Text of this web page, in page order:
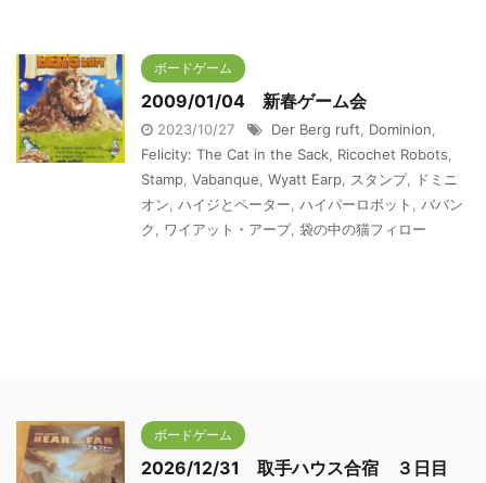
ボードゲーム
2009/01/04 新春ゲーム会
2023/10/27 Der Berg ruft Dominion
Felicity: The Cat in the Sack Ricochet Robots
Stamp Vabanque Wyatt Earp スタンプ,
ドミニ
オン ハイジとペーター ハイパーロボット
ババン
ク
ワイアット・アープ, 袋の中の猫フィロー
ボードゲーム
2026/12/31 取手ハウス合宿 ３日目